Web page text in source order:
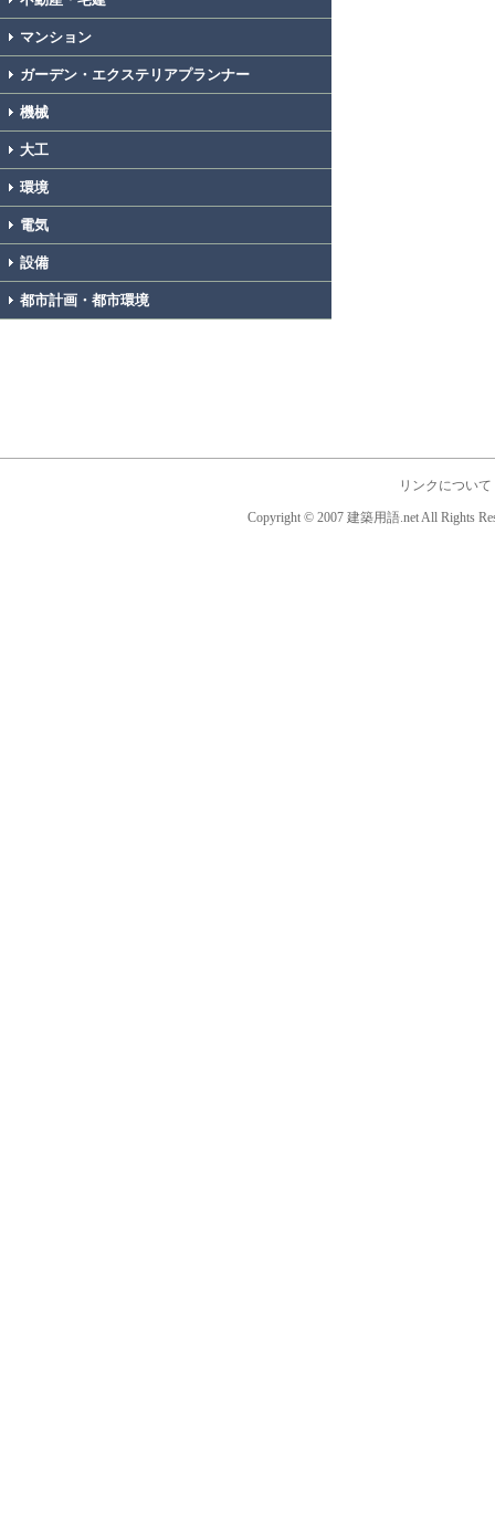
マンション
ガーデン・エクステリアプランナー
機械
大工
環境
電気
設備
都市計画・都市環境
リンクについて
Copyright © 2007 建築用語.net All Rights